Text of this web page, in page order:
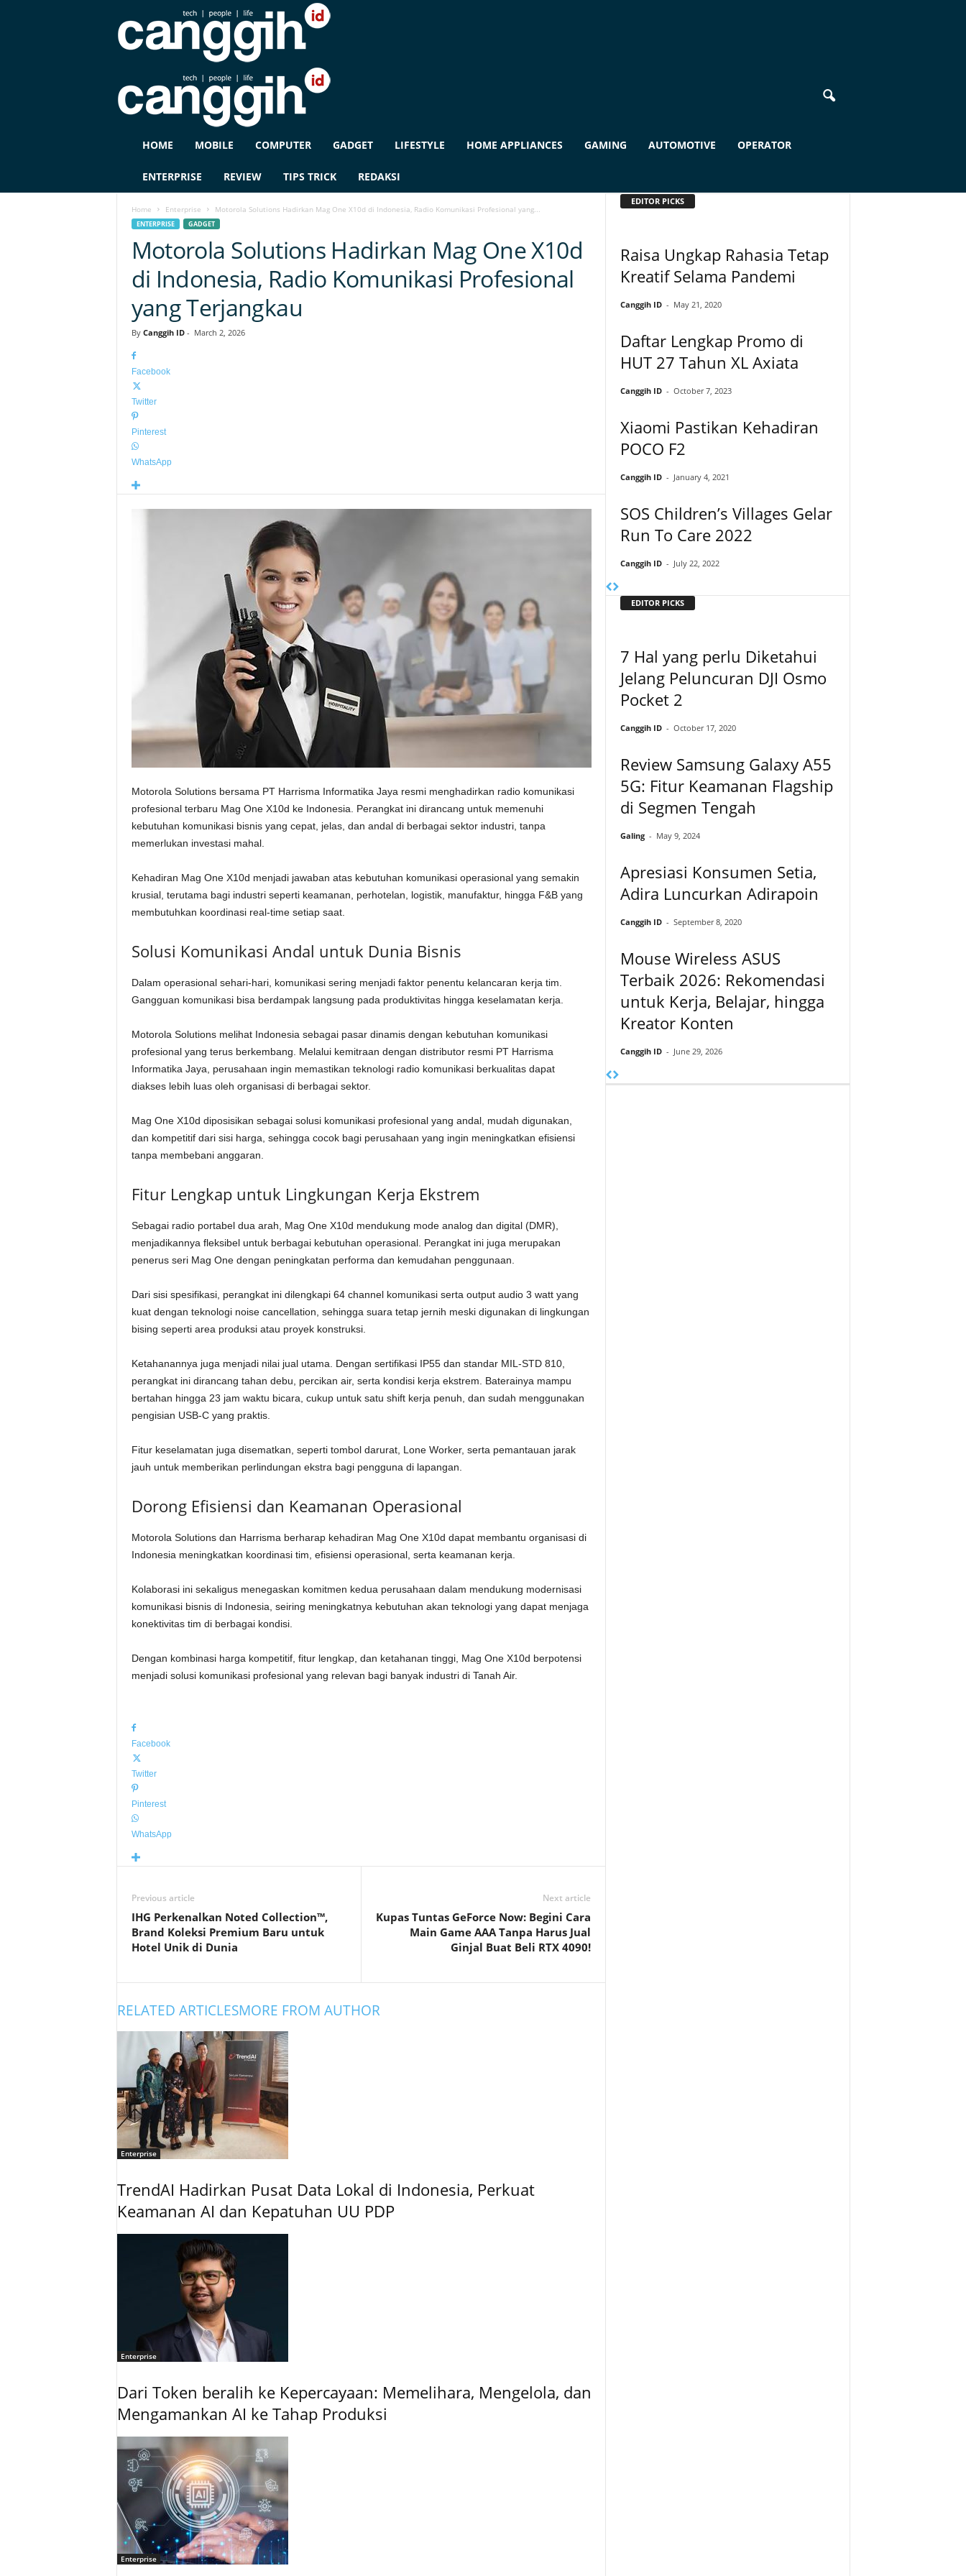
G
HOME MOBILE COMPUTER GADGET LIFESTYLE HOME APPLIANCES GAMING AUTOMOTIVE OPERATOR
ENTERPRISE REVIEW TIPS TRICK REDAKSI
Home Enterprise Motorola Solutions Hadirkan Mag One X10d di Indonesia, Radio Komunikasi Profesional yang...
ENTERPRISE GADGET
Motorola Solutions Hadirkan Mag One X10d
di Indonesia, Radio Komunikasi Profesional
yang Terjangkau
By Canggih ID- March 2, 2026
Facebook
Twitter
Pinterest
WhatsApp
Motorola Solutions bersama PT Harrisma Informatika Jaya resmi menghadirkan radio komunikasi
profesional terbaru Mag One X10d ke Indonesia. Perangkat ini dirancang untuk memenuhi
kebutuhan komunikasi bisnis yang cepat, jelas, dan andal di berbagai sektor industri, tanpa
memerlukan investasi mahal.
Kehadiran Mag One X10d menjadi jawaban atas kebutuhan komunikasi operasional yang semakin
krusial, terutama bagi industri seperti keamanan, perhotelan, logistik, manufaktur, hingga F&B yang
membutuhkan koordinasi real-time setiap saat.
Solusi Komunikasi Andal untuk Dunia Bisnis
Dalam operasional sehari-hari, komunikasi sering menjadi faktor penentu kelancaran kerja tim.
Gangguan komunikasi bisa berdampak langsung pada produktivitas hingga keselamatan kerja.
Motorola Solutions melihat Indonesia sebagai pasar dinamis dengan kebutuhan komunikasi
profesional yang terus berkembang. Melalui kemitraan dengan distributor resmi PT Harrisma
Informatika Jaya, perusahaan ingin memastikan teknologi radio komunikasi berkualitas dapat
diakses lebih luas oleh organisasi di berbagai sektor.
Mag One X10d diposisikan sebagai solusi komunikasi profesional yang andal, mudah digunakan,
dan kompetitif dari sisi harga, sehingga cocok bagi perusahaan yang ingin meningkatkan efisiensi
tanpa membebani anggaran.
Fitur Lengkap untuk Lingkungan Kerja Ekstrem
Sebagai radio portabel dua arah, Mag One X10d mendukung mode analog dan digital (DMR),
menjadikannya fleksibel untuk berbagai kebutuhan operasional. Perangkat ini juga merupakan
penerus seri Mag One dengan peningkatan performa dan kemudahan penggunaan.
Dari sisi spesifikasi, perangkat ini dilengkapi 64 channel komunikasi serta output audio 3 watt yang
kuat dengan teknologi noise cancellation, sehingga suara tetap jernih meski digunakan di lingkungan
bising seperti area produksi atau proyek konstruksi.
Ketahanannya juga menjadi nilai jual utama. Dengan sertifikasi IP55 dan standar MIL-STD 810,
perangkat ini dirancang tahan debu, percikan air, serta kondisi kerja ekstrem. Baterainya mampu
bertahan hingga 23 jam waktu bicara, cukup untuk satu shift kerja penuh, dan sudah menggunakan
pengisian USB-C yang praktis.
Fitur keselamatan juga disematkan, seperti tombol darurat, Lone Worker, serta pemantauan jarak
jauh untuk memberikan perlindungan ekstra bagi pengguna di lapangan.
Dorong Efisiensi dan Keamanan Operasional
Motorola Solutions dan Harrisma berharap kehadiran Mag One X10d dapat membantu organisasi di
Indonesia meningkatkan koordinasi tim, efisiensi operasional, serta keamanan kerja.
Kolaborasi ini sekaligus menegaskan komitmen kedua perusahaan dalam mendukung modernisasi
komunikasi bisnis di Indonesia, seiring meningkatnya kebutuhan akan teknologi yang dapat menjaga
konektivitas tim di berbagai kondisi.
Dengan kombinasi harga kompetitif, fitur lengkap, dan ketahanan tinggi, Mag One X10d berpotensi
menjadi solusi komunikasi profesional yang relevan bagi banyak industri di Tanah Air.
Facebook
Twitter
Pinterest
WhatsApp
Previous article
IHG Perkenalkan Noted Collection™,
Brand Koleksi Premium Baru untuk
Hotel Unik di Dunia
Next article
Kupas Tuntas GeForce Now: Begini Cara
Main Game AAA Tanpa Harus Jual
Ginjal Buat Beli RTX 4090!
RELATED ARTICLESMORE FROM AUTHOR
Enterprise
TrendAI Hadirkan Pusat Data Lokal di Indonesia, Perkuat
Keamanan AI dan Kepatuhan UU PDP
Enterprise
Dari Token beralih ke Kepercayaan: Memelihara, Mengelola, dan
Mengamankan AI ke Tahap Produksi
Enterprise
EDITOR PICKS
Raisa Ungkap Rahasia Tetap
Kreatif Selama Pandemi
Canggih ID - May 21, 2020
Daftar Lengkap Promo di
HUT 27 Tahun XL Axiata
Canggih ID - October 7, 2023
Xiaomi Pastikan Kehadiran
POCO F2
Canggih ID - January 4, 2021
SOS Children’s Villages Gelar
Run To Care 2022
Canggih ID - July 22, 2022
EDITOR PICKS
7 Hal yang perlu Diketahui
Jelang Peluncuran DJI Osmo
Pocket 2
Canggih ID - October 17, 2020
Review Samsung Galaxy A55
5G: Fitur Keamanan Flagship
di Segmen Tengah
Galing - May 9, 2024
Apresiasi Konsumen Setia,
Adira Luncurkan Adirapoin
Canggih ID - September 8, 2020
Mouse Wireless ASUS
Terbaik 2026: Rekomendasi
untuk Kerja, Belajar, hingga
Kreator Konten
Canggih ID - June 29, 2026